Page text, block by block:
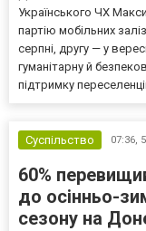
Українського ЧХ
партію мобільних
серпні, другу — у
гуманітарну й
підтримку
Суспільство 07:36,
60%
до осінньо-
сезону на